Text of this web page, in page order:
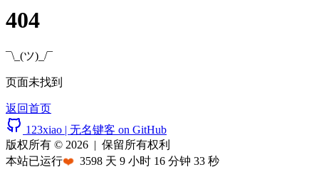
404
¯\_(ツ)_/¯
页面未找到
返回首页
123xiao | 无名键客 on GitHub
版权所有 © 2026 | 保留所有权利
本站已运行❤️ 3598 天 9 小时 16 分钟 33 秒